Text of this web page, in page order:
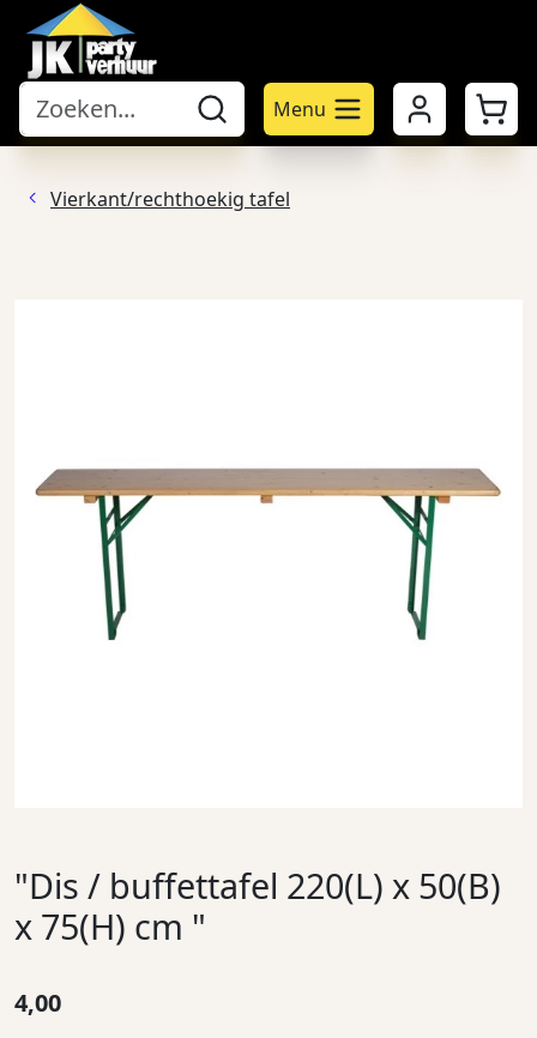
Menu Mijn account
Vierkant/rechthoekig tafel
"Dis / buffettafel 220(L) x 50(B)
x 75(H) cm "
4,00